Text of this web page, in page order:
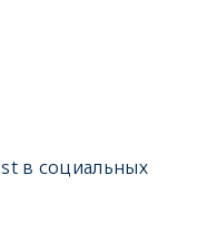
в социальных